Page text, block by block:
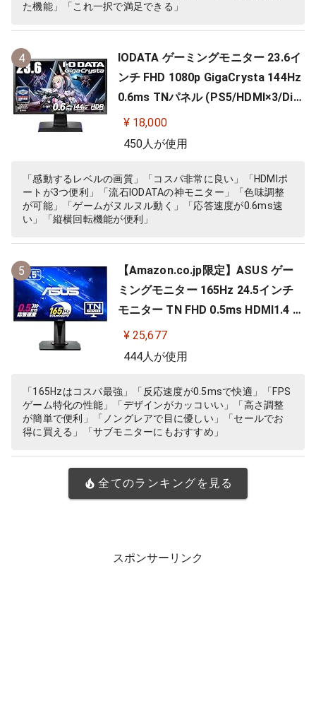
た機能」「これ一択で満足できる」
4
IODATA ゲーミングモニター 23.6イ
ンチ FHD 1080p GigaCrysta 144Hz
0.6ms TNパネル (PS5/HDMI×3/Dis
playPort/スピーカー付/高さ調整/縦
横回転) EX-LDGC242HTB
¥ 18,000
450人が使用
「感動するレベルの画質」「コスパ非常に良い」「HDMIポ
ートが3つ便利」「流石IODATAの神モニター」「色味調整
が可能」「ゲームがヌルヌル動く」「応答速度が0.6ms速
い」「縦横回転機能が便利」
5
【Amazon.co.jp限定】ASUS ゲー
ミングモニター 165Hz 24.5インチ
モニター TN FHD 0.5ms HDMI1.4 Di
splayPort1.2 DVI-D スピーカー 高
さ調整 縦横回転 VG258QR-J
¥ 25,677
444人が使用
「165Hzはコスパ最強」「反応速度が0.5msで快適」「FPS
ゲーム特化の性能」「デザインがカッコいい」「高さ調整
が簡単で便利」「ノングレアで目に優しい」「セールでお
得に買える」「サブモニターにもおすすめ」
全てのランキングを見る
スポンサーリンク